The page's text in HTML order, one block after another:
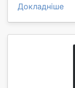
Докладніше